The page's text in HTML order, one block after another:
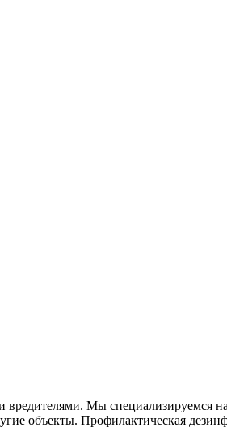
вредителями. Мы специализируемся на
объекты. Профилактическая